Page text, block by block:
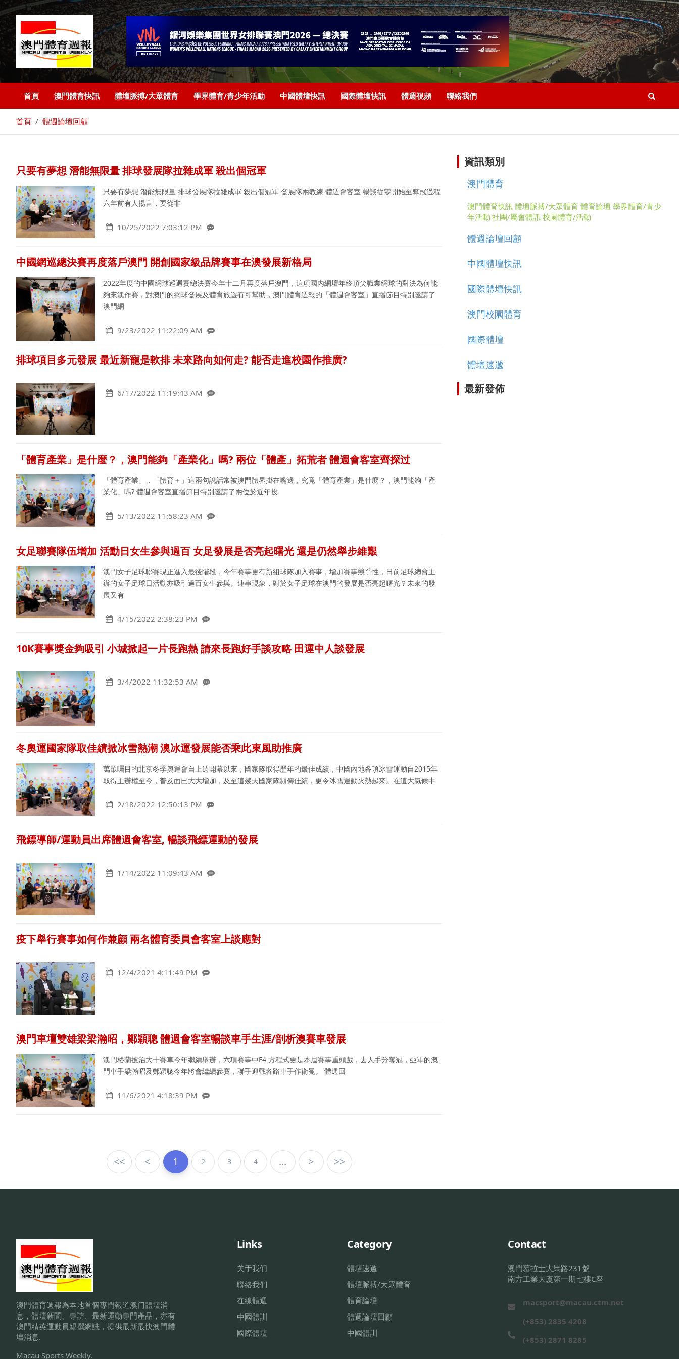
首頁 澳門體育快訊 體壇脈搏/大眾體育 學界體育/青少年活動 中國體壇快訊 國際體壇快訊 體週視頻 聯絡我們
首頁 體週論壇回顧
只要有夢想 潛能無限量 排球發展隊拉雜成軍 殺出個冠軍
只要有夢想 潛能無限量 排球發展隊拉雜成軍 殺出個冠軍 發展隊兩教練 體週會客室 暢談從零開始至奪冠過程
六年前有人揚言，要從非
10/25/2022 7:03:12 PM
中國網巡總決賽再度落戶澳門 開創國家級品牌賽事在澳發展新格局
2022年度的中國網球巡迴賽總決賽今年十二月再度落戶澳門，這項國內網壇年終頂尖職業網球的對決為何能
夠來澳作賽，對澳門的網球發展及體育旅遊有可幫助，澳門體育週報的「體週會客室」直播節目特別邀請了
澳門網
9/23/2022 11:22:09 AM
排球項目多元發展 最近新寵是軟排 未來路向如何走? 能否走進校園作推廣?
6/17/2022 11:19:43 AM
「體育產業」是什麼？，澳門能夠「產業化」嗎? 兩位「體產」拓荒者 體週會客室齊探过
「體育產業」，「體育＋」這兩句說話常被澳門體界掛在嘴邊，究竟「體育產業」是什麼？，澳門能夠「產
業化」嗎? 體週會客室直播節目特別邀請了兩位於近年投
5/13/2022 11:58:23 AM
女足聯賽隊伍增加 活動日女生參與過百 女足發展是否亮起曙光 還是仍然舉步維艱
澳門女子足球聯賽現正進入最後階段，今年賽事更有新組球隊加入賽事，增加賽事競爭性，日前足球總會主
辦的女子足球日活動亦吸引過百女生參與。連串現象，對於女子足球在澳門的發展是否亮起曙光？未來的發
展又有
4/15/2022 2:38:23 PM
10K賽事獎金夠吸引 小城掀起一片長跑熱 請來長跑好手談攻略 田運中人談發展
3/4/2022 11:32:53 AM
冬奧運國家隊取佳績掀冰雪熱潮 澳冰運發展能否乘此東風助推廣
萬眾囑目的北京冬季奧運會自上週開幕以來，國家隊取得歷年的最佳成績，中國內地各項冰雪運動自2015年
取得主辦權至今，普及面已大大增加，及至這幾天國家隊頻傳佳績，更令冰雪運動火熱起來。在這大氣候中
2/18/2022 12:50:13 PM
飛鏢導師/運動員出席體週會客室, 暢談飛鏢運動的發展
1/14/2022 11:09:43 AM
疫下舉行賽事如何作兼顧 兩名體育委員會客室上談應對
12/4/2021 4:11:49 PM
澳門車壇雙雄梁梁瀚昭，鄭穎聰 體週會客室暢談車手生涯/剖析澳賽車發展
澳門格蘭披治大十賽車今年繼續舉辦，六項賽事中F4 方程式更是本屆賽事重頭戲，去人手分奪冠，亞軍的澳
門車手梁瀚昭及鄭穎聰今年將會繼續參賽，聯手迎戰各路車手作衛冕。 體週回
11/6/2021 4:18:39 PM
<< < 1 2 3 4 ... > >>
資訊類別
澳門體育
澳門體育快訊 體壇脈搏/大眾體育 體育論壇 學界體育/青少
年活動 社團/屬會體訊 校園體育/活動
體週論壇回顧
中國體壇快訊
國際體壇快訊
澳門校園體育
國際體壇
體壇速遞
最新發佈
澳門體育週報為本地首個專門報道澳门體壇消
息，體壇新聞、專訪、最新運動專門產品，亦有
澳門精英運動員親撰網誌，提供最新最快澳門體
壇消息.
Macau Sports Weekly.
Links
关于我们
聯絡我們
在線體週
中國體訓
國際體壇
Category
體壇速遞
體壇脈搏/大眾體育
體育論壇
體週論壇回顧
中國體訓
Contact
澳門慕拉士大馬路231號
南方工業大廈第一期七樓C座
macsport@macau.ctm.net
(+853) 2835 4208
(+853) 2871 8285